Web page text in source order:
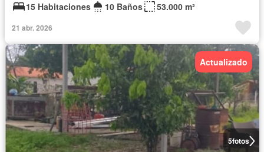
15 Habitaciones
10 Baños 53.000 m²
21 abr. 2026
5fotos
Actualizado